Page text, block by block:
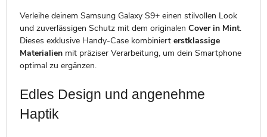
Verleihe deinem Samsung Galaxy S9+ einen stilvollen Look
und zuverlässigen Schutz mit dem originalen Cover in Mint.
Dieses exklusive Handy-Case kombiniert erstklassige
Materialienmit präziser Verarbeitung, um dein Smartphone
optimal zu ergänzen.
Edles Design und angenehme
Haptik